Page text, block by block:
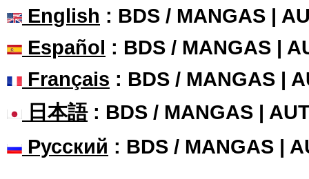
English : BDS / MANGAS |
Español : BDS / MANGAS |
Français : BDS / MANGAS |
日本語: BDS / MANGAS |
Русский : BDS / MANGAS |